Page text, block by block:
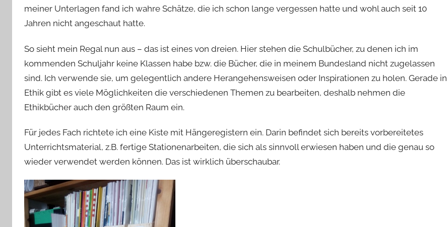
meiner Unterlagen fand ich wahre Schätze, die ich schon lange vergessen hatte und wohl auch seit 10
Jahren nicht angeschaut hatte.
So sieht mein Regal nun aus – das ist eines von dreien. Hier stehen die Schulbücher, zu denen ich im
kommenden Schuljahr keine Klassen habe bzw. die Bücher, die in meinem Bundesland nicht zugelassen
sind. Ich verwende sie, um gelegentlich andere Herangehensweisen oder Inspirationen zu holen. Gerade in
Ethik gibt es viele Möglichkeiten die verschiedenen Themen zu bearbeiten, deshalb nehmen die
Ethikbücher auch den größten Raum ein.
Für jedes Fach richtete ich eine Kiste mit Hängeregistern ein. Darin befindet sich bereits vorbereitetes
Unterrichtsmaterial, z.B. fertige Stationenarbeiten, die sich als sinnvoll erwiesen haben und die genau so
wieder verwendet werden können. Das ist wirklich überschaubar.